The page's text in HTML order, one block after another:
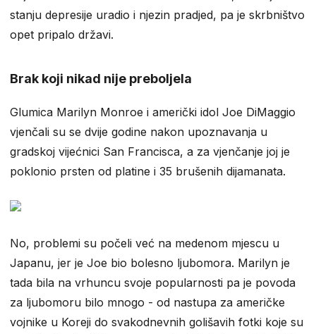
stanju depresije uradio i njezin pradjed, pa je skrbništvo
opet pripalo državi.
Brak koji nikad nije preboljela
Glumica Marilyn Monroe i američki idol Joe DiMaggio
vjenčali su se dvije godine nakon upoznavanja u
gradskoj vijećnici San Francisca, a za vjenčanje joj je
poklonio prsten od platine i 35 brušenih dijamanata.
No, problemi su počeli već na medenom mjescu u
Japanu, jer je Joe bio bolesno ljubomora. Marilyn je
tada bila na vrhuncu svoje popularnosti pa je povoda
za ljubomoru bilo mnogo - od nastupa za američke
vojnike u Koreji do svakodnevnih golišavih fotki koje su